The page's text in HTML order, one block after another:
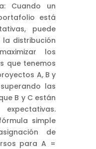
Cuando un
está
puede
distribución
los
que tenemos
A, B y
las
B y C están
simple
de
para A =